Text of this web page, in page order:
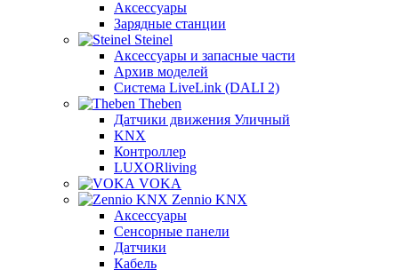
Аксессуары
Зарядные станции
Steinel
Аксессуары и запасные части
Архив моделей
Система LiveLink (DALI 2)
Theben
Датчики движения Уличный
KNX
Контроллер
LUXORliving
VOKA
Zennio KNX
Аксессуары
Сенсорные панели
Датчики
Кабель